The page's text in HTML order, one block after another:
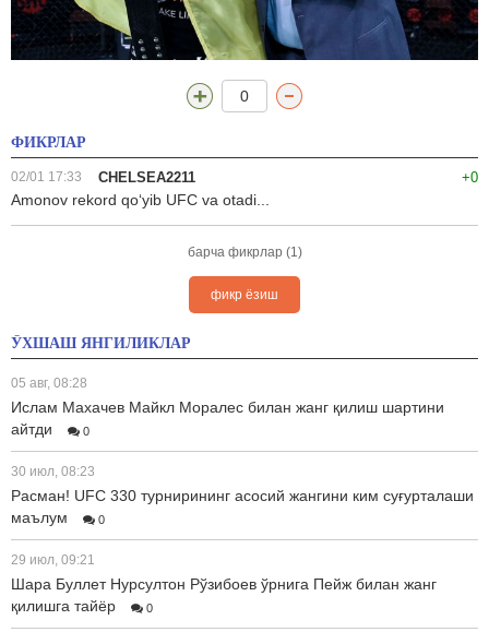
0
ФИКРЛАР
+0
02/01 17:33 CHELSEA2211
Amonov rekord qoʻyib UFC va otadi...
барча фикрлар (1)
фикр ёзиш
ЎХШАШ ЯНГИЛИКЛАР
05 авг, 08:28
Ислам Махачев Майкл Моралес билан жанг қилиш шартини
айтди
0
30 июл, 08:23
Расман! UFC 330 турнирининг асосий жангини ким суғурталаши
маълум
0
29 июл, 09:21
Шара Буллет Нурсултон Рўзибоев ўрнига Пейж билан жанг
қилишга тайёр
0